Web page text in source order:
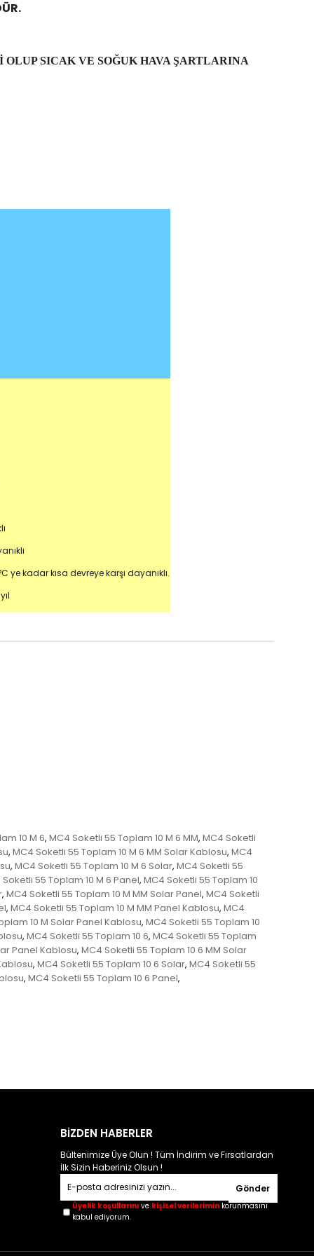
SICAK VE SOĞUK HAVA ŞARTLARINA
kadar kısa devreye karşı dayanıklı.
10 M 6, MC4 Soketli 55 Toplam 10 M 6 MM, MC4 Soketli
, MC4 Soketli 55 Toplam 10 M 6 MM Solar Kablosu, MC4
, MC4 Soketli 55 Toplam 10 M 6 Solar, MC4 Soketli 55
Soketli 55 Toplam 10 M 6 Panel, MC4 Soketli 55 Toplam 10
, MC4 Soketli 55 Toplam 10 M MM Solar Panel, MC4 Soketli
, MC4 Soketli 55 Toplam 10 M MM Panel Kablosu, MC4
10 M Solar Panel Kablosu, MC4 Soketli 55 Toplam 10
, MC4 Soketli 55 Toplam 10 6, MC4 Soketli 55 Toplam
Panel Kablosu, MC4 Soketli 55 Toplam 10 6 MM Solar
, MC4 Soketli 55 Toplam 10 6 Solar, MC4 Soketli 55
, MC4 Soketli 55 Toplam 10 6 Panel,
BİZDEN HABERLER
Bültenimize Üye Olun ! Tüm İndirim ve Fırsatlardan
İlk Sizin Haberiniz Olsun !
Gönder
Üyelik koşullarını ve kişisel verilerimin korunmasını
kabul ediyorum.